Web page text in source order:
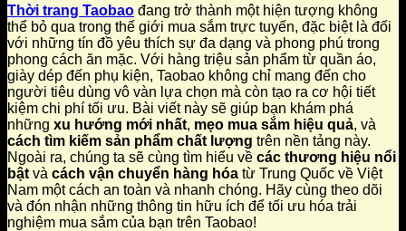
Thời trang Taobao đang trở thành một hiện tượng không
thể bỏ qua trong thế giới mua sắm trực tuyến, đặc biệt là đối
với những tín đồ yêu thích sự đa dạng và phong phú trong
phong cách ăn mặc. Với hàng triệu sản phẩm từ quần áo,
giày dép đến phụ kiện, Taobao không chỉ mang đến cho
người tiêu dùng vô vàn lựa chọn mà còn tạo ra cơ hội tiết
kiệm chi phí tối ưu. Bài viết này sẽ giúp bạn khám phá
những xu hướng mới nhất, mẹo mua sắm hiệu quả, và
cách tìm kiếm sản phẩm chất lượng trên nền tảng này.
Ngoài ra, chúng ta sẽ cùng tìm hiểu về các thương hiệu nổi
bật và cách vận chuyển hàng hóa từ Trung Quốc về Việt
Nam một cách an toàn và nhanh chóng. Hãy cùng theo dõi
và đón nhận những thông tin hữu ích để tối ưu hóa trải
nghiệm mua sắm của bạn trên Taobao!